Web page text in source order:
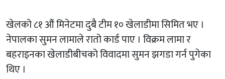
खेलको ८१ औं मिनेटमा दुबै टीम १० खेलाडीमा सिमित भए ।
नेपालका सुमन लामाले रातो कार्ड पाए । विक्रम लामा र
बहराइनका खेलाडीबीचको विवादमा सुमन झगडा गर्न पुगेका
थिए ।